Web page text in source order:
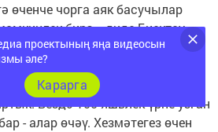
өченче чорга аяк басучылар
бирә, - диде Биектау
Аппараты җитәкчесе
котлавында. - Районда 10
яши, шулар арасында 70 яше
Бездә 100 яшьлек үрне узган
- алар өчәү. Хезмәтегез өчен
проектының яңа видеосын
әле?
Карарга